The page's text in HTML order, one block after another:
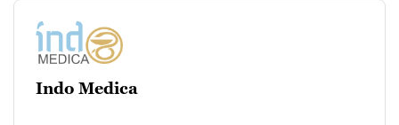
Indo Medica